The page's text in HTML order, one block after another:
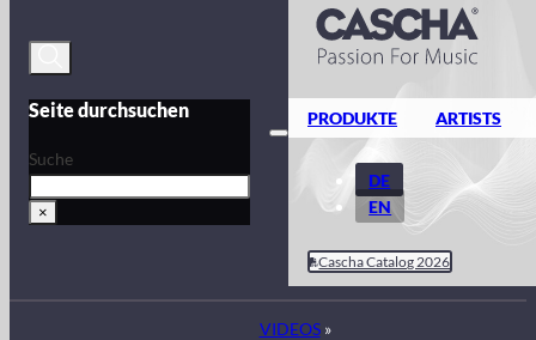
Seite durchsuchen
Suche
×
PRODUKTE ARTISTS
DE
EN
Cascha Catalog 2026
VIDEOS»